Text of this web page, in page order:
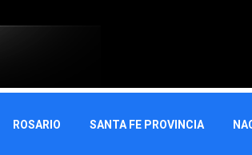
ROSARIO SANTA FE PROVINCIA